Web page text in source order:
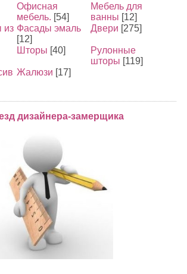
Офисная
мебель. [54]
Мебель для
ванны [12]
из Фасады эмаль
[12]
Двери [275]
Шторы [40]
Рулонные
шторы [119]
Жалюзи [17]
дизайнера-замерщика